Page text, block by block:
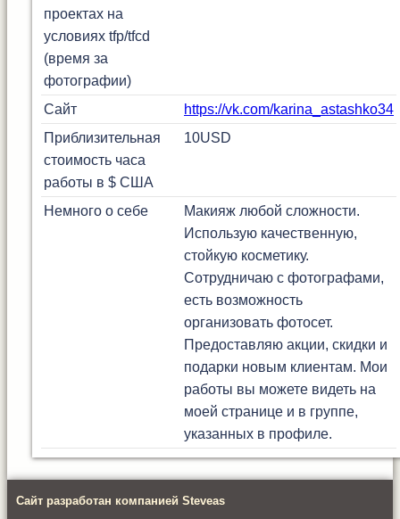
проектах на
условиях tfp/tfcd
(время за
фотографии)
Сайт
https://vk.com/karina_astashko34
Приблизительная
стоимость часа
работы в $ США
10USD
Немного о себе
Макияж любой сложности.
Использую качественную,
стойкую косметику.
Сотрудничаю с фотографами,
есть возможность
организовать фотосет.
Предоставляю акции, скидки и
подарки новым клиентам. Мои
работы вы можете видеть на
моей странице и в группе,
указанных в профиле.
Сайт разработан компанией Steveas